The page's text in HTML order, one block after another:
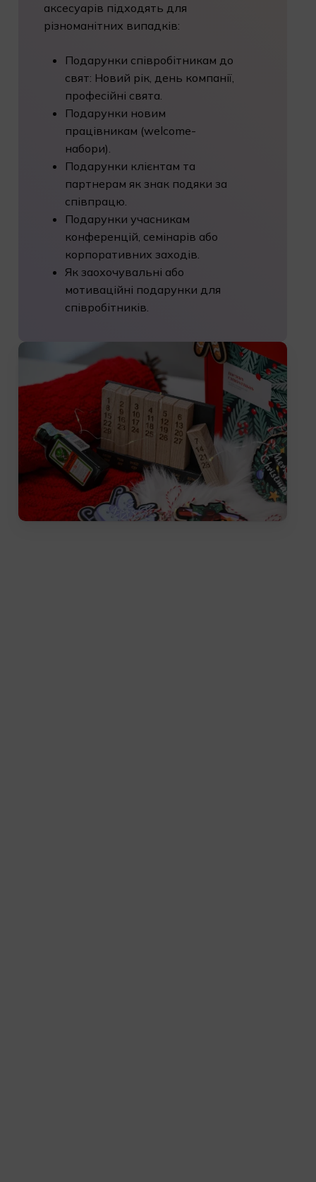
аксесуарів підходять для
різноманітних випадків:
Подарунки співробітникам до
свят: Новий рік, день компанії,
професійні свята.
Подарунки новим
працівникам (welcome-
набори).
Подарунки клієнтам та
партнерам як знак подяки за
співпрацю.
Подарунки учасникам
конференцій, семінарів або
корпоративних заходів.
Як заохочувальні або
мотиваційні подарунки для
співробітників.